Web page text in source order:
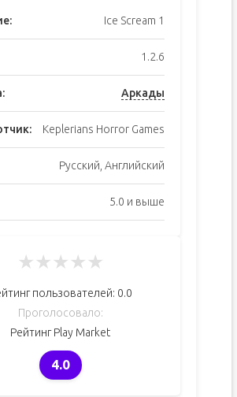
Ice Scream 1
1.2.6
Аркады
Keplerians Horror Games
Русский, Английский
5.0 и выше
★★★★★
пользователей: 0.0
Проголосовало:
Рейтинг Play Market
4.0